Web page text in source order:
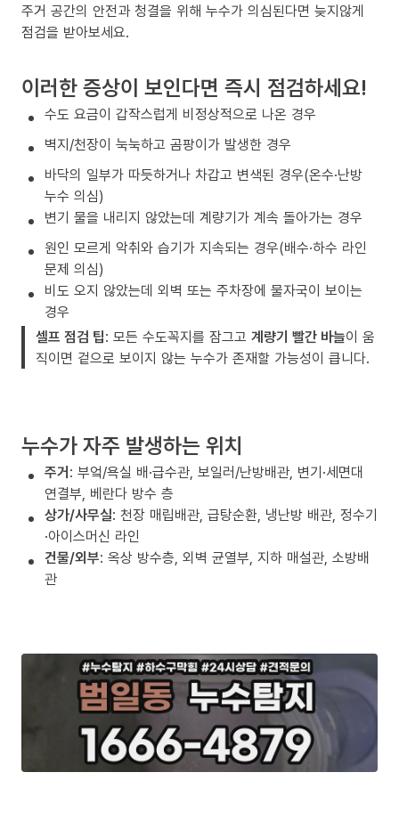
주거 공간의 안전과 청결을 위해 누수가 의심된다면 늦지않게
점검을 받아보세요.
이러한 증상이 보인다면 즉시 점검하세요!
수도 요금이 갑작스럽게 비정상적으로 나온 경우
벽지/천장이 눅눅하고 곰팡이가 발생한 경우
바닥의 일부가 따듯하거나 차갑고 변색된 경우(온수·난방
누수 의심)
변기 물을 내리지 않았는데 계량기가 계속 돌아가는 경우
원인 모르게 악취와 습기가 지속되는 경우(배수·하수 라인
문제 의심)
비도 오지 않았는데 외벽 또는 주차장에 물자국이 보이는
경우
셀프 점검 팁: 모든 수도꼭지를 잠그고 계량기 빨간 바늘이 움
직이면 겉으로 보이지 않는 누수가 존재할 가능성이 큽니다.
누수가 자주 발생하는 위치
주거: 부엌/욕실 배·급수관, 보일러/난방배관, 변기·세면대
연결부, 베란다 방수 층
상가/사무실: 천장 매립배관, 급탕순환, 냉난방 배관, 정수기
·아이스머신 라인
건물/외부: 옥상 방수층, 외벽 균열부, 지하 매설관, 소방배
관